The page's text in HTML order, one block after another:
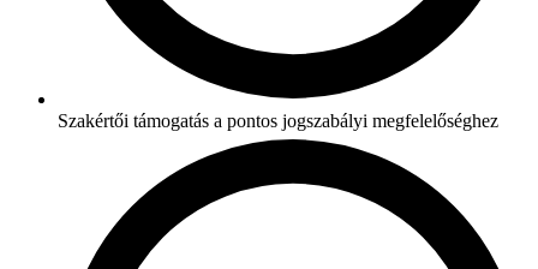
Szakértői támogatás a pontos jogszabályi megfelelőséghez